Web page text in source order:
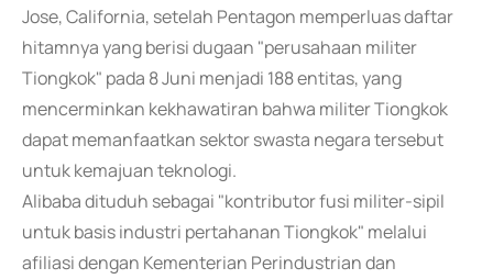
Jose, California, setelah Pentagon memperluas daftar
hitamnya yang berisi dugaan "perusahaan militer
Tiongkok" pada 8 Juni menjadi 188 entitas, yang
mencerminkan kekhawatiran bahwa militer Tiongkok
dapat memanfaatkan sektor swasta negara tersebut
untuk kemajuan teknologi.
Alibaba dituduh sebagai "kontributor fusi militer-sipil
untuk basis industri pertahanan Tiongkok" melalui
afiliasi dengan Kementerian Perindustrian dan